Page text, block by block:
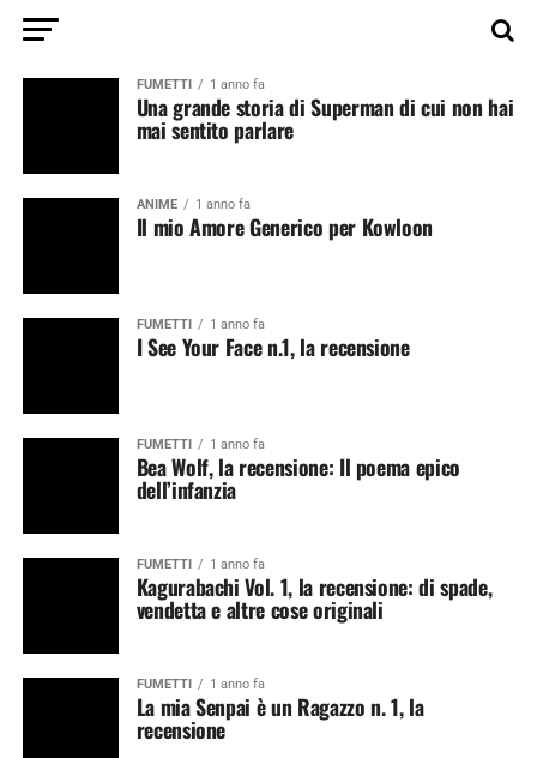
FUMETTI 1 anno fa
Una grande storia di Superman di cui non hai
mai sentito parlare
ANIME 1 anno fa
Il mio Amore Generico per Kowloon
FUMETTI 1 anno fa
I See Your Face n.1, la recensione
FUMETTI 1 anno fa
Bea Wolf, la recensione: Il poema epico
dell’infanzia
FUMETTI 1 anno fa
Kagurabachi Vol. 1, la recensione: di spade,
vendetta e altre cose originali
FUMETTI 1 anno fa
La mia Senpai è un Ragazzo n. 1, la
recensione